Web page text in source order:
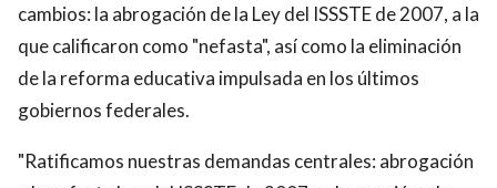
cambios: la abrogación de la Ley del ISSSTE de 2007, a la
que calificaron como "nefasta", así como la eliminación
de la reforma educativa impulsada en los últimos
gobiernos federales.
"Ratificamos nuestras demandas centrales: abrogación